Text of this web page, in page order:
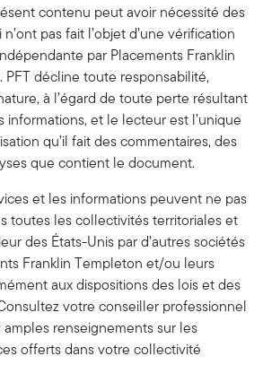
contenu peut avoir nécessité des
pas fait l’objet d’une vérification
par Placements Franklin
PFT décline toute responsabilité,
à l’égard de toute perte résultant
informations, et le lecteur est l’unique
qu’il fait des commentaires, des
que contient le document.
et les informations peuvent ne pas
toutes les collectivités territoriales et
des États-Unis par d’autres sociétés
Franklin Templeton et/ou leurs
aux dispositions des lois et des
votre conseiller professionnel
renseignements sur les
offerts dans votre collectivité